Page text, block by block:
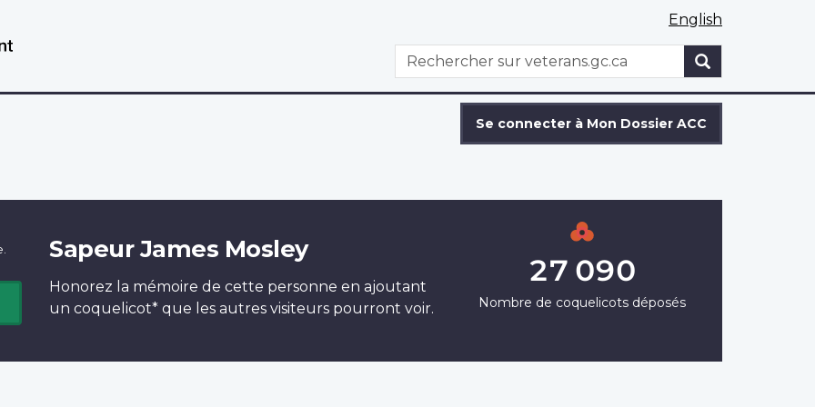
English
WxT
Search
Rechercher
Se connecter à Mon Dossier ACC
Sapeur James Mosley
Honorez la mémoire de cette personne en ajoutant
un coquelicot* que les autres visiteurs pourront voir.
27 090
Nombre de coquelicots déposés